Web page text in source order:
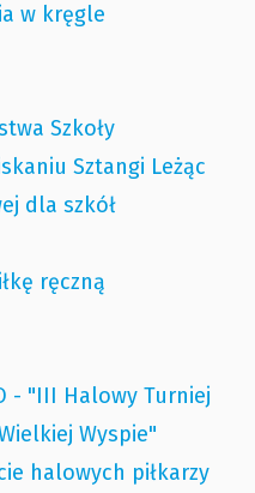
w kręgle
Szkoły
Sztangi Leżąc
dla szkół
ręczną
- "III Halowy Turniej
Wyspie"
halowych piłkarzy